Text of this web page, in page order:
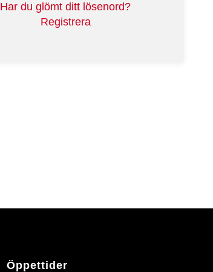
Har du glömt ditt lösenord?
Registrera
Öppettider